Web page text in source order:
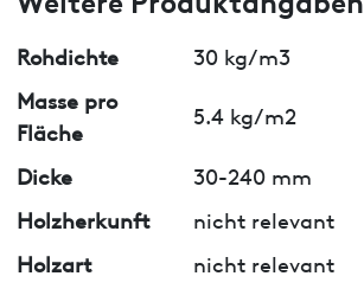
Rohdichte
30 kg/m3
Masse pro
Fläche
5.4 kg/m2
Dicke
30-240 mm
Holzherkunft
nicht relevant
Holzart
nicht relevant